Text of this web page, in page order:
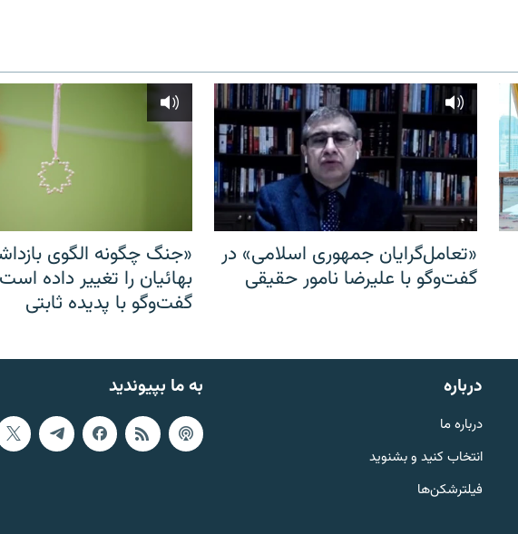
«تعامل‌گرایان جمهوری اسلامی» در
گفت‌وگو با علیرضا نامور حقیقی
«جنگ چگونه الگوی
بهائیان را تغییر داده
گفت‌وگو با پدیده ثابتی
به ما بپیوندید درباره
درباره ما
انتخاب کنید و بشنوید
فیلترشکن‌ها